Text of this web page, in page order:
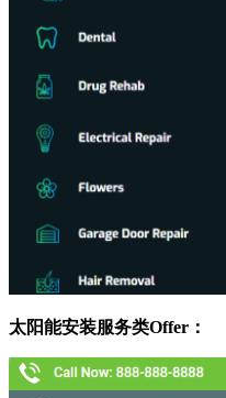
太阳能安装服务类Offer：